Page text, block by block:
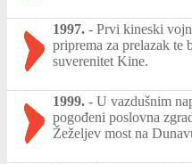
1997. - Prvi kineski
priprema za prelazak te
suverenitet Kine.
1999. - U vazdušnim
pogođeni poslovna
Žeželjev most na